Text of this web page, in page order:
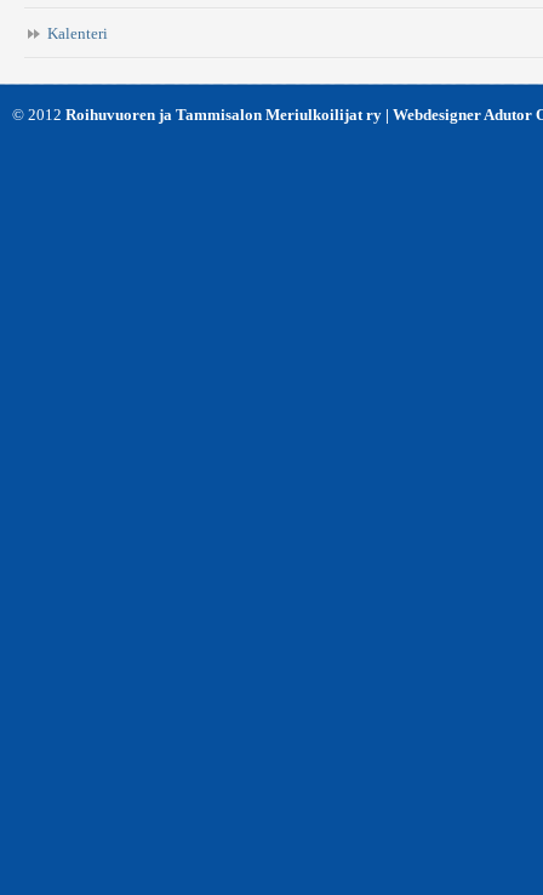
Kalenteri
© 2012 Roihuvuoren ja Tammisalon Meriulkoilijat ry | Webdesigner Adutor